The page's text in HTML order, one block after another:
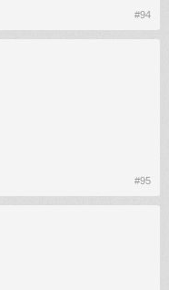
#94
#95